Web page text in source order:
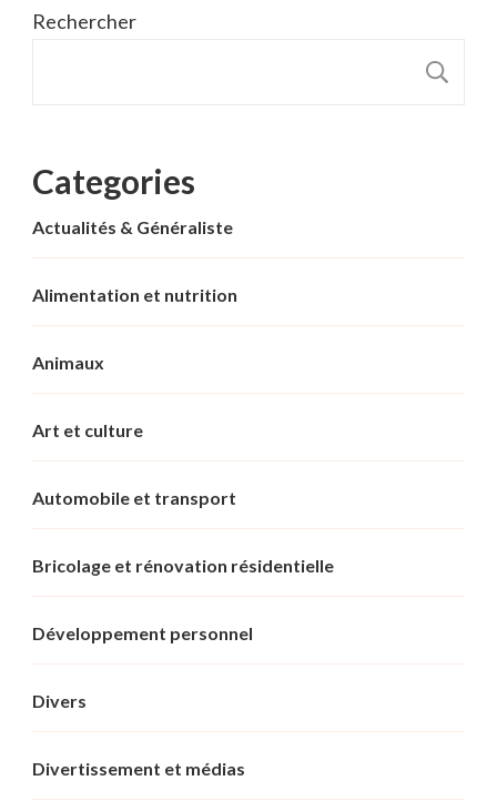
Rechercher
Categories
Actualités & Généraliste
Alimentation et nutrition
Animaux
Art et culture
Automobile et transport
Bricolage et rénovation résidentielle
Développement personnel
Divers
Divertissement et médias